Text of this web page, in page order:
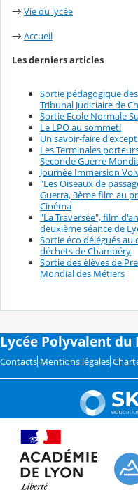
→ Vie du lycée
→ Accueil
Les derniers articles
Sortie pédagogique
Tribunal Judiciaire de
Sortie Ecole Normale
Le LPO au sommet!
Un savoir-faire
Les Terminales
Seconde Guerre
Journée Immersion
"Les Oiseaux de
Guerra, 3ème film au
Cinéma
"La Traversée", film
deuxième séance de
Sortie éco délégués
déchets de Chambéry
Sortie des élèves de
Mondial des Métiers
Lycée Polyvalent du
Contacts Mentions légales